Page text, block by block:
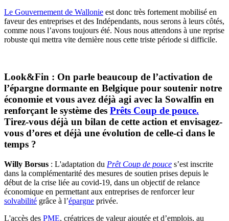
Le Gouvernement de Wallonie est donc très fortement mobilisé en
faveur des entreprises et des Indépendants, nous serons à leurs côtés,
comme nous l’avons toujours été. Nous nous attendons à une reprise
robuste qui mettra vite dernière nous cette triste période si difficile.
Look&Fin : On parle beaucoup de l’activation de
l’épargne dormante en Belgique pour soutenir notre
économie et vous avez déjà agi avec la Sowalfin en
renforçant le système des Prêts Coup de pouce.
Tirez-vous déjà un bilan de cette action et envisagez-
vous d’ores et déjà une évolution de celle-ci dans le
temps ?
Willy Borsus : L'adaptation du Prêt Coup de pouce s’est inscrite
dans la complémentarité des mesures de soutien prises depuis le
début de la crise liée au covid-19, dans un objectif de relance
économique en permettant aux entreprises de renforcer leur
solvabilité grâce à l’épargne privée.
L'accès des PME, créatrices de valeur ajoutée et d’emplois, au